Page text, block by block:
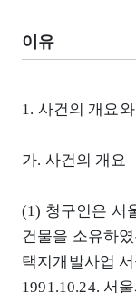
이유
1. 사건의 개요
가. 사건의 개요
(1) 청구인은 서
건물을 소유하
택지개발사업
1991.10.24. 서